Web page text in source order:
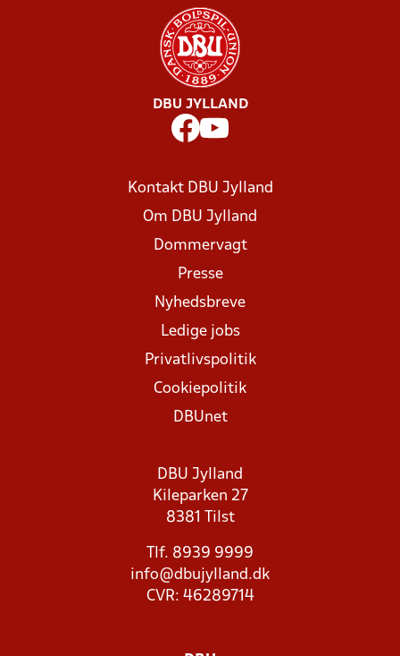
DBU JYLLAND
Kontakt DBU Jylland
Om DBU Jylland
Dommervagt
Presse
Nyhedsbreve
Ledige jobs
Privatlivspolitik
Cookiepolitik
DBUnet
DBU Jylland
Kileparken 27
8381 Tilst
Tlf. 8939 9999
info@dbujylland.dk
CVR: 46289714